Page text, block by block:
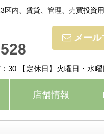
内、賃貸、管理、売買投資
メー
30 【定休日】火曜日・水
店舗情報